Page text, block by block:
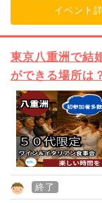
イベント
東京八重洲で結
ができる場所は
終了